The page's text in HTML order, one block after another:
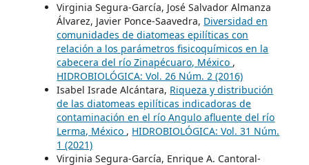
Virginia Segura-García, José Salvador Almanza
Álvarez, Javier Ponce-Saavedra, Diversidad en
comunidades de diatomeas epilíticas con
relación a los parámetros fisicoquímicos en la
cabecera del río Zinapécuaro, México ,
HIDROBIOLÓGICA: Vol. 26 Núm. 2 (2016)
Isabel Israde Alcántara, Riqueza y distribución
de las diatomeas epilíticas indicadoras de
contaminación en el río Angulo afluente del río
Lerma, México , HIDROBIOLÓGICA: Vol. 31 Núm.
1 (2021)
Virginia Segura-García, Enrique A. Cantoral-